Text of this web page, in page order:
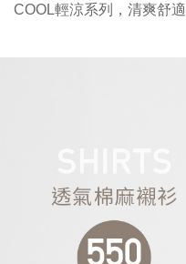
COOL輕涼系列，清爽舒適